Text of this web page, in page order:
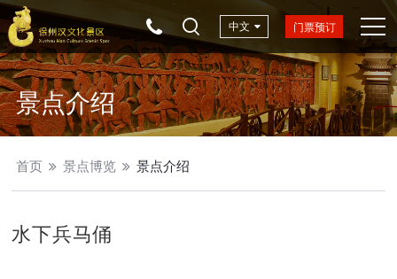
中文 门票预订
景点介绍
首页 景点博览 景点介绍
水下兵马俑